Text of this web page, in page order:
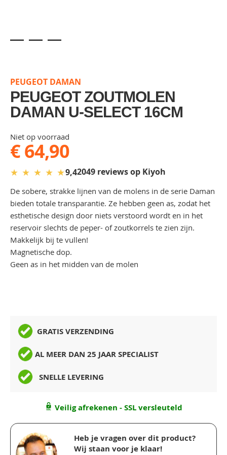
beginning
of
the
images
PEUGEOT DAMAN
PEUGEOT ZOUTMOLEN
DAMAN U-SELECT 16CM
Niet op voorraad
€ 64,90
★ ★ ★ ★ ★9,42049 reviews op Kiyoh
De sobere, strakke lijnen van de molens in de serie Daman
bieden totale transparantie. Ze hebben geen as, zodat het
esthetische design door niets verstoord wordt en in het
reservoir slechts de peper- of zoutkorrels te zien zijn.
Makkelijk bij te vullen!
Magnetische dop.
Geen as in het midden van de molen
GRATIS VERZENDING
AL MEER DAN 25 JAAR SPECIALIST
SNELLE LEVERING
Veilig afrekenen - SSL versleuteld
Heb je vragen over dit product?
Wij staan voor je klaar!